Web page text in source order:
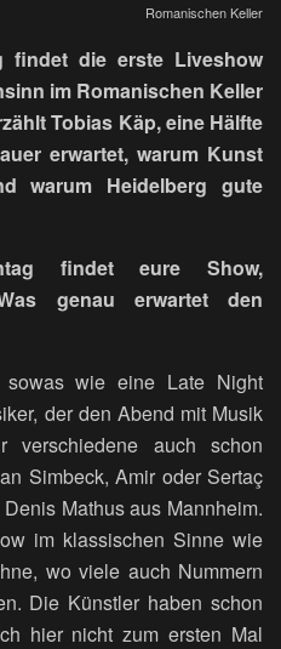
Romanischen Keller
findet die erste Liveshow
im Romanischen Keller
Tobias Käp, eine Hälfte
erwartet, warum Kunst
warum Heidelberg gute
findet eure Show,
genau erwartet den
sowas wie eine Late Night
der den Abend mit Musik
verschiedene auch schon
Simbeck, Amir oder Sertaç
Mathus aus Mannheim.
im klassischen Sinne wie
wo viele auch Nummern
Die Künstler haben schon
hier nicht zum ersten Mal